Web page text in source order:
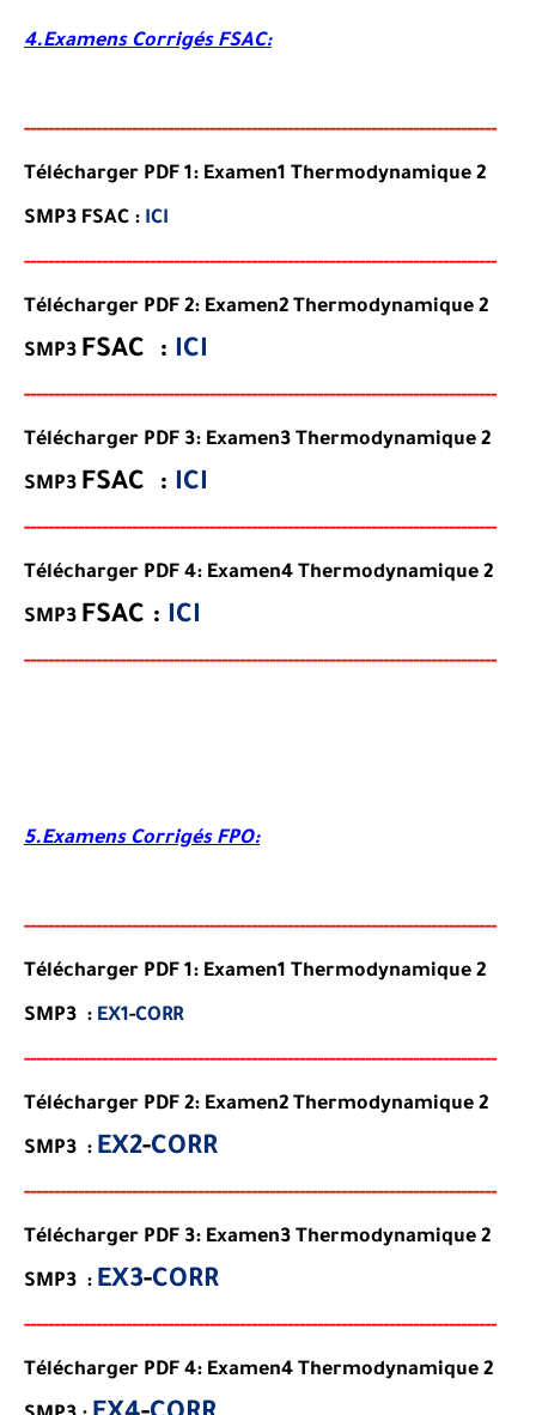
4.Examens Corrigés FSAC:
-------------------------------------------------------------------------------
Télécharger PDF 1: Examen1 Thermodynamique 2
SMP3 FSAC : ICI
-------------------------------------------------------------------------------
Télécharger PDF 2: Examen2 Thermodynamique 2
SMP3 FSAC : ICI
-------------------------------------------------------------------------------
Télécharger PDF 3: Examen3 Thermodynamique 2
SMP3 FSAC : ICI
-------------------------------------------------------------------------------
Télécharger PDF 4: Examen4 Thermodynamique 2
SMP3 FSAC : ICI
-------------------------------------------------------------------------------
5.Examens Corrigés FPO:
-------------------------------------------------------------------------------
Télécharger PDF 1: Examen1 Thermodynamique 2
SMP3 : EX1-CORR
-------------------------------------------------------------------------------
Télécharger PDF 2: Examen2 Thermodynamique 2
SMP3 : EX2-CORR
-------------------------------------------------------------------------------
Télécharger PDF 3: Examen3 Thermodynamique 2
SMP3 : EX3-CORR
-------------------------------------------------------------------------------
Télécharger PDF 4: Examen4 Thermodynamique 2